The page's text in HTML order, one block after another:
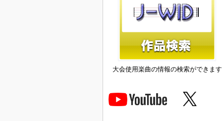
大会使用楽曲の情報の検索ができます